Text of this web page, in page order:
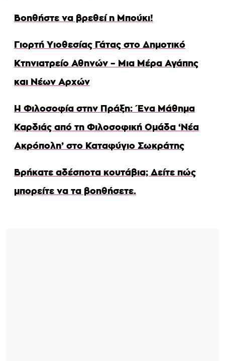
Βοηθήστε να βρεθεί η Μπούκι!
Γιορτή Υιοθεσίας Γάτας στο Δημοτικό
Κτηνιατρείο Αθηνών – Μια Μέρα Αγάπης
και Νέων Αρχών
Η Φιλοσοφία στην Πράξη: Ένα Μάθημα
Καρδιάς από τη Φιλοσοφική Ομάδα ‘Νέα
Ακρόπολη’ στο Καταφύγιο Σωκράτης
Βρήκατε αδέσποτα κουτάβια; Δείτε πώς
μπορείτε να τα βοηθήσετε.